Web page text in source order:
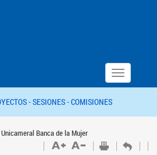
Toggle
navigation
-SESIONES -COMISIONES
Banca de la Mujer